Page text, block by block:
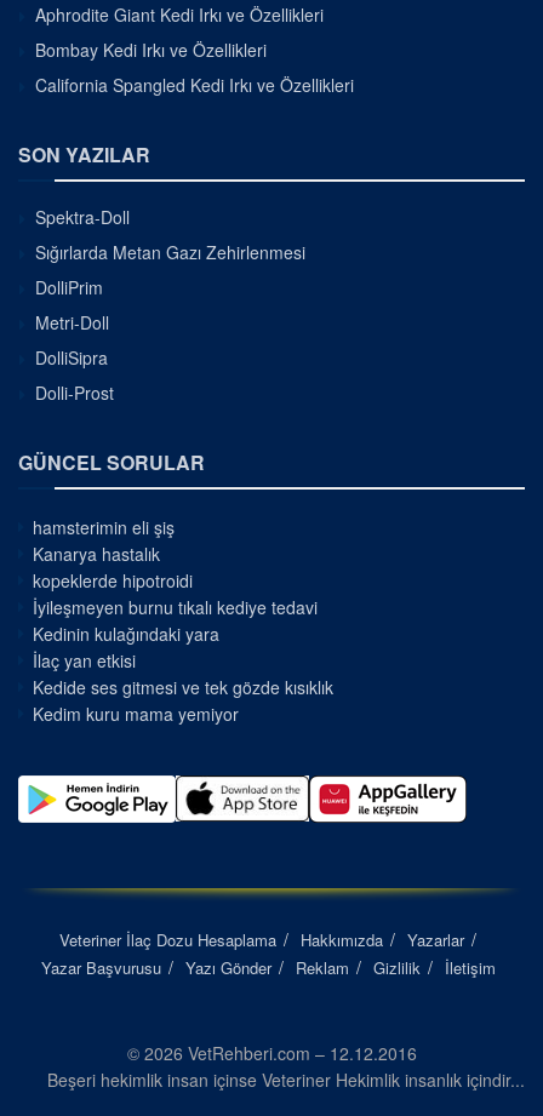
Aphrodite Giant Kedi Irkı ve Özellikleri
Bombay Kedi Irkı ve Özellikleri
California Spangled Kedi Irkı ve Özellikleri
SON YAZILAR
Spektra-Doll
Sığırlarda Metan Gazı Zehirlenmesi
DolliPrim
Metri-Doll
DolliSipra
Dolli-Prost
GÜNCEL SORULAR
hamsterimin eli şiş
Kanarya hastalık
kopeklerde hipotroidi
İyileşmeyen burnu tıkalı kediye tedavi
Kedinin kulağındaki yara
İlaç yan etkisi
Kedide ses gitmesi ve tek gözde kısıklık
Kedim kuru mama yemiyor
Veteriner İlaç Dozu Hesaplama Hakkımızda
Yazarlar
Yazar Başvurusu
Yazı Gönder Reklam Gizlilik İletişim
© 2026 VetRehberi.com – 12.12.2016
Beşeri hekimlik insan içinse Veteriner Hekimlik insanlık içindir...